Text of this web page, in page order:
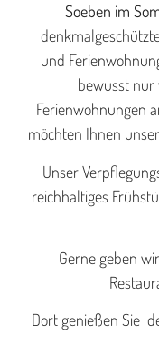
Soeben im
und
bewusst nur
Ferienwohnungen
möchten Ihnen
Unser
reichhaltiges
Gerne geben
Dort genießen Sie